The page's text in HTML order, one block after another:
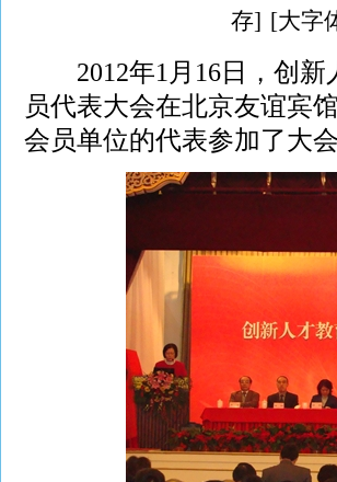
存] [大字
2012年1月16日，创新
员代表大会在北京友谊宾
会员单位的代表参加了大会